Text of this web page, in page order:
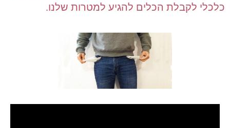
כלכלי לקבלת הכלים להגיע למטרות שלנו.